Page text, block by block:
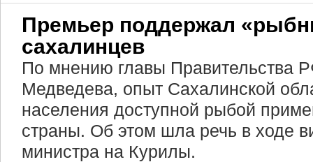
Премьер поддержал
сахалинцев
По мнению главы Правительства
Медведева, опыт Сахалинской
населения доступной рыбой
страны. Об этом шла речь в ходе
министра на Курилы.